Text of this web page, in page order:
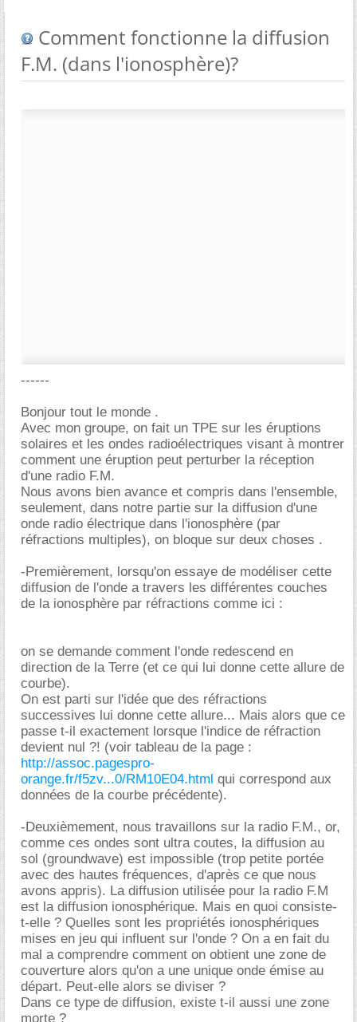
Comment fonctionne la diffusion
F.M. (dans l'ionosphère)?
------
Bonjour tout le monde .
Avec mon groupe, on fait un TPE sur les éruptions
solaires et les ondes radioélectriques visant à montrer
comment une éruption peut perturber la réception
d'une radio F.M.
Nous avons bien avance et compris dans l'ensemble,
seulement, dans notre partie sur la diffusion d'une
onde radio électrique dans l'ionosphère (par
réfractions multiples), on bloque sur deux choses .
-Premièrement, lorsqu'on essaye de modéliser cette
diffusion de l'onde a travers les différentes couches
de la ionosphère par réfractions comme ici :
on se demande comment l'onde redescend en
direction de la Terre (et ce qui lui donne cette allure de
courbe).
On est parti sur l'idée que des réfractions
successives lui donne cette allure... Mais alors que ce
passe t-il exactement lorsque l'indice de réfraction
devient nul ?! (voir tableau de la page :
http://assoc.pagespro-
orange.fr/f5zv...0/RM10E04.html qui correspond aux
données de la courbe précédente).
-Deuxièmement, nous travaillons sur la radio F.M., or,
comme ces ondes sont ultra coutes, la diffusion au
sol (groundwave) est impossible (trop petite portée
avec des hautes fréquences, d'après ce que nous
avons appris). La diffusion utilisée pour la radio F.M
est la diffusion ionosphérique. Mais en quoi consiste-
t-elle ? Quelles sont les propriétés ionosphériques
mises en jeu qui influent sur l'onde ? On a en fait du
mal a comprendre comment on obtient une zone de
couverture alors qu'on a une unique onde émise au
départ. Peut-elle alors se diviser ?
Dans ce type de diffusion, existe t-il aussi une zone
morte ?